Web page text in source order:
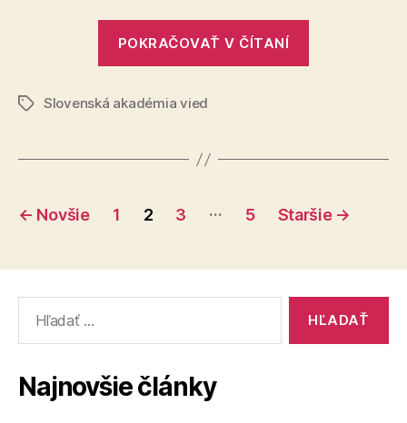
POKRAČOVAŤ V ČÍTANÍ
ZnačkySlovenská akadémia vied
Stránkovanie
← Novšie 1 2 3 … 5 Staršie →
Najnovšie články